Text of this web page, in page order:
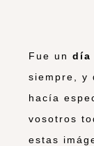
Fue un día
siempre, y
hacía
vosotros
estas